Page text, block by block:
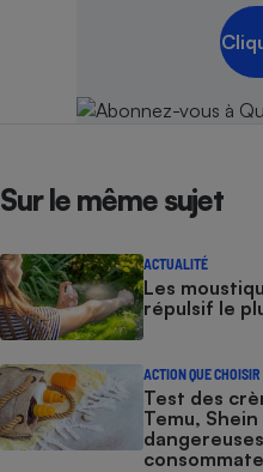
Sur le même sujet
ACTUALITÉ
Les
répulsif le
ACTION QUE
Test des
Temu,